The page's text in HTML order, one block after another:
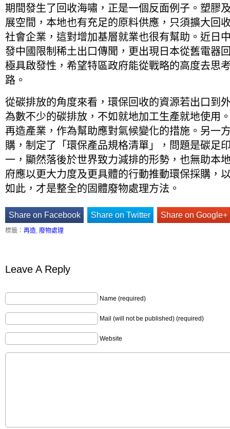
期間發生了回收海嘯，正是一個反面例子。塑膠
展空間，本地也有充足的原料供應，只須擴大回
社會企業，這對增加基層就業也很有幫助。近日
發中國限制稀土出口傳聞，更出現日本從舊電器
極具啟發性，希望特區政府能從戰略的高度去思
路。
從碳排放的角度來看，環保回收的資源若出口到
為數不少的碳排放，不如就地加工生產就地使用
再造產業，作為幫助應對氣候變化的措施。另一
購，制定了「環保產品規格清單」，問題是碳足
一，顯然落後於世界致力減排的形勢，也無助本
府應以更大力度及更具體的行動推動環保採購，
如此，才是整全的固體廢物處理方法。
Share on Facebook Share on Twitter Share on Google+
標籤： 再造, 廢物處理
Leave A Reply
Name (required)
Mail (will not be published) (required)
Website